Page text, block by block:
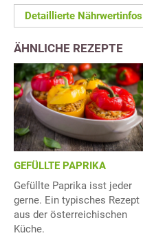
Detaillierte Nährwertinfos
ÄHNLICHE REZEPTE
GEFÜLLTE PAPRIKA
Gefüllte Paprika isst jeder
gerne. Ein typisches Rezept
aus der österreichischen
Küche.